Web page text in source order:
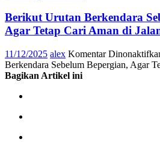
Berikut Urutan Berkendara
Agar Tetap Cari Aman di
11/12/2025 alex Komentar
Berkendara Sebelum Bepergian, Agar
Bagikan Artikel ini